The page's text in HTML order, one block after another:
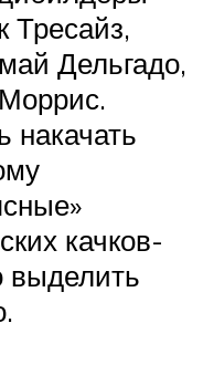
Тресайз,
Дельгадо,
накачать
качков-
выделить